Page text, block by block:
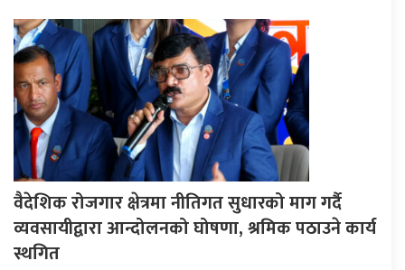
वैदेशिक रोजगार क्षेत्रमा नीतिगत सुधारको माग गर्दै
व्यवसायीद्वारा आन्दोलनको घोषणा, श्रमिक पठाउने कार्य
स्थगित